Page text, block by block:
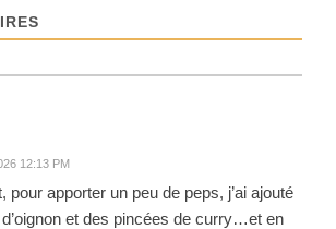
12:13 PM
pour apporter un peu de peps, j’ai ajouté
et des pincées de curry…et en